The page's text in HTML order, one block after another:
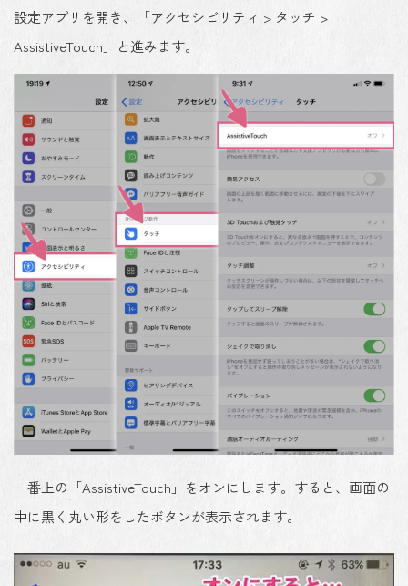
設定アプリ を開き、「アクセシビリティ > タッチ >
AssistiveTouch 」と進みます。
一番上の 「AssistiveTouch」をオンにします。すると、画面の
中に黒く丸い形をしたボタンが表示されます。